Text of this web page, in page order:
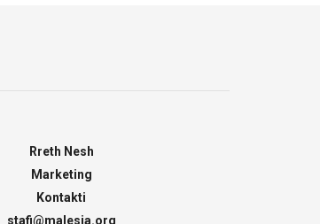
Rreth Nesh
Marketing
Kontakti
stafi@malesia.org